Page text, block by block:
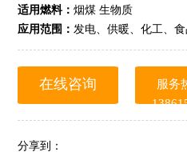
适用燃料：烟煤 生物质
应用范围：发电、供暖、化工、
在线咨询
服务
分享到：